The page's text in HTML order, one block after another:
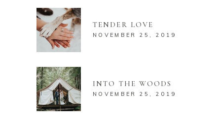
TENDER LOVE
NOVEMBER 25, 2019
INTO THE WOODS
NOVEMBER 25, 2019